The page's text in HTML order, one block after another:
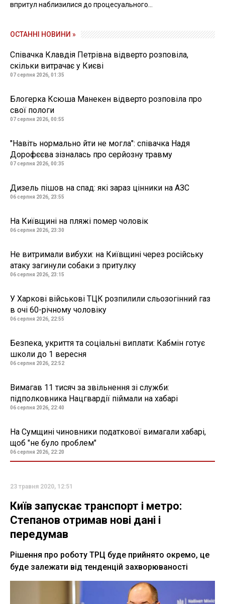
впритул наблизилися до процесуального...
ОСТАННІ НОВИНИ »
Співачка Клавдія Петрівна відверто розповіла,
скільки витрачає у Києві
07 серпня 2026, 01:35
Блогерка Ксюша Манекен відверто розповіла про
свої пологи
07 серпня 2026, 00:55
"Навіть нормально йти не могла": співачка Надя
Дорофєєва зізналась про серйозну травму
07 серпня 2026, 00:35
Дизель пішов на спад: які зараз цінники на АЗС
06 серпня 2026, 23:55
На Київщині на пляжі помер чоловік
06 серпня 2026, 23:30
Не витримали вибухи: на Київщині через російську
атаку загинули собаки з притулку
06 серпня 2026, 23:15
У Харкові військові ТЦК розпилили сльозогінний газ
в очі 60-річному чоловіку
06 серпня 2026, 22:55
Безпека, укриття та соціальні виплати: Кабмін готує
школи до 1 вересня
06 серпня 2026, 22:52
Вимагав 11 тисяч за звільнення зі служби:
підполковника Нацгвардії піймали на хабарі
06 серпня 2026, 22:40
На Сумщині чиновники податкової вимагали хабарі,
щоб "не було проблем"
06 серпня 2026, 22:20
23 травня 2020, 12:51
Київ запускає транспорт і метро:
Степанов отримав нові дані і
передумав
Рішення про роботу ТРЦ буде прийнято окремо, це
буде залежати від тенденцій захворюваності